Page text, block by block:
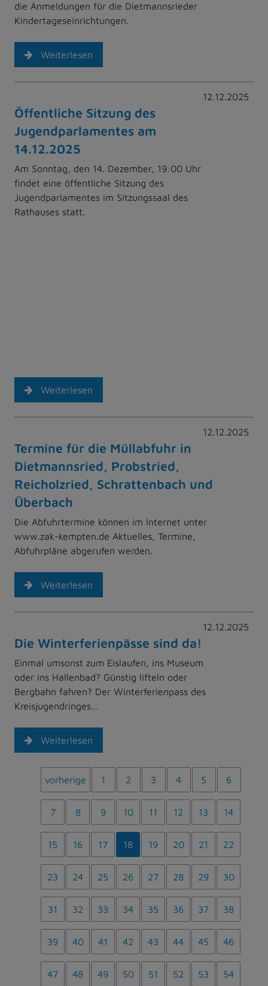
die Anmeldungen für die Dietmannsrieder
Kindertageseinrichtungen.
Weiterlesen
12.12.2025
Öffentliche Sitzung des
Jugendparlamentes am
14.12.2025
Am Sonntag, den 14. Dezember, 19:00 Uhr
findet eine öffentliche Sitzung des
Jugendparlamentes im Sitzungssaal des
Rathauses statt.
Weiterlesen
12.12.2025
Termine für die Müllabfuhr in
Dietmannsried, Probstried,
Reicholzried, Schrattenbach und
Überbach
Die Abfuhrtermine können im Internet unter
www.zak-kempten.de Aktuelles, Termine,
Abfuhrpläne abgerufen werden.
Weiterlesen
12.12.2025
Die Winterferienpässe sind da!
Einmal umsonst zum Eislaufen, ins Museum
oder ins Hallenbad? Günstig lifteln oder
Bergbahn fahren? Der Winterferienpass des
Kreisjugendringes…
Weiterlesen
vorherige 1 2 3 4 5 6
7 8 9 10 11 12 13 14
15 16 17 18 19 20 21 22
23 24 25 26 27 28 29 30
31 32 33 34 35 36 37 38
39 40 41 42 43 44 45 46
47 48 49 50 51 52 53 54